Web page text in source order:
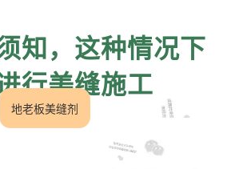
知，这种情况下
行美缝施工
地老板美缝剂